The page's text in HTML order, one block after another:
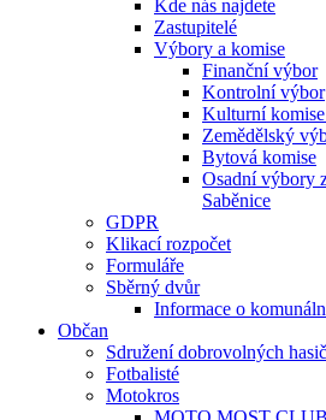
Kde nás najdete
Zastupitelé
Výbory a komise
Finanční výbor
Kontrolní výbor
Kulturní komise
Zemědělský
Bytová komise
Osadní výbory
Saběnice
GDPR
Klikací rozpočet
Formuláře
Sběrný dvůr
Informace o
Občan
Sdružení dobrovolných
Fotbalisté
Motokros